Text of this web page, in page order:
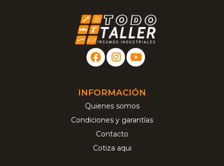
INFORMACIÓN
Quienes somos
Condiciones y garantías
Contacto
Cotiza aqui